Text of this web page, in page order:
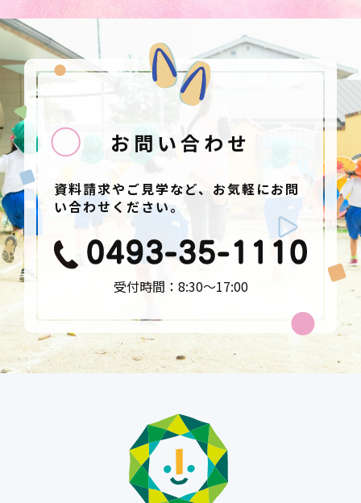
お問い合わせ
資料請求やご見学など、お気軽にお問
い合わせください。
受付時間：8:30〜17:00